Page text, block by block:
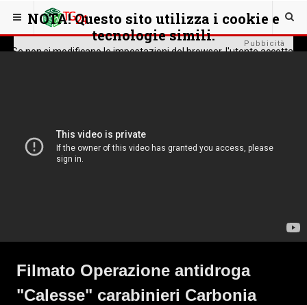
NOTA! Questo sito utilizza i cookie e
tecnologie simili.
Se non si modificano le impostazioni del browser, l'utente accetta.
Pubbicità
Filmato Operazione antidroga
"Calesse" carabinieri Carbonia